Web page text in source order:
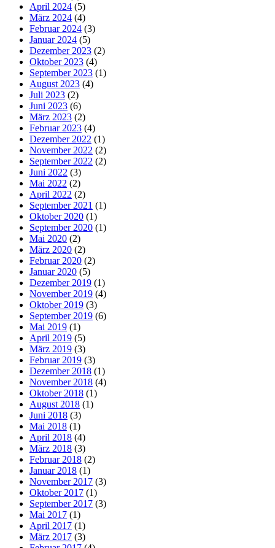
April 2024 (5)
März 2024 (4)
Februar 2024 (3)
Januar 2024 (5)
Dezember 2023 (2)
Oktober 2023 (4)
September 2023 (1)
August 2023 (4)
Juli 2023 (2)
Juni 2023 (6)
März 2023 (2)
Februar 2023 (4)
Dezember 2022 (1)
November 2022 (2)
September 2022 (2)
Juni 2022 (3)
Mai 2022 (2)
April 2022 (2)
September 2021 (1)
Oktober 2020 (1)
September 2020 (1)
Mai 2020 (2)
März 2020 (2)
Februar 2020 (2)
Januar 2020 (5)
Dezember 2019 (1)
November 2019 (4)
Oktober 2019 (3)
September 2019 (6)
Mai 2019 (1)
April 2019 (5)
März 2019 (3)
Februar 2019 (3)
Dezember 2018 (1)
November 2018 (4)
Oktober 2018 (1)
August 2018 (1)
Juni 2018 (3)
Mai 2018 (1)
April 2018 (4)
März 2018 (3)
Februar 2018 (2)
Januar 2018 (1)
November 2017 (3)
Oktober 2017 (1)
September 2017 (3)
Mai 2017 (1)
April 2017 (1)
März 2017 (3)